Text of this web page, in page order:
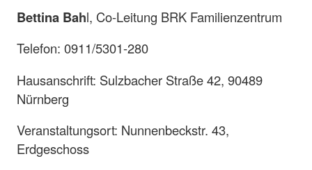
Bettina Bahl, Co-Leitung BRK Familienzentrum
Telefon: 0911/5301-280
Hausanschrift: Sulzbacher Straße 42, 90489
Nürnberg
Veranstaltungsort: Nunnenbeckstr. 43,
Erdgeschoss